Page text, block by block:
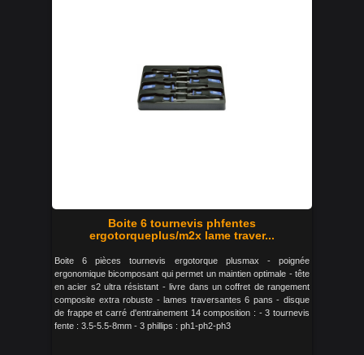
Boite 6 tournevis phfentes
ergotorqueplus/m2x lame traver...
Boite 6 pièces tournevis ergotorque plusmax - poignée
ergonomique bicomposant qui permet un maintien optimale - tête
en acier s2 ultra résistant - livre dans un coffret de rangement
composite extra robuste - lames traversantes 6 pans - disque
de frappe et carré d'entrainement 14 composition : - 3 tournevis
fente : 3.5-5.5-8mm - 3 phillips : ph1-ph2-ph3